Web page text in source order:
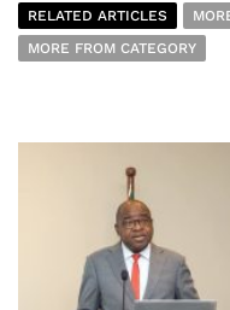
RELATED ARTICLES
MORE FROM CATEGORY